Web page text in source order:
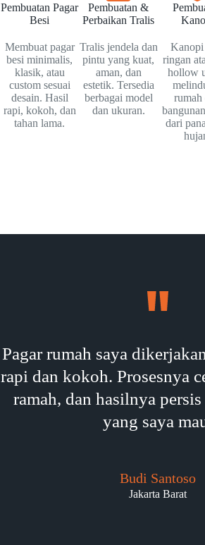
Pembuatan Pagar
Besi
Membuat pagar
besi minimalis,
klasik, atau
custom sesuai
desain. Hasil
rapi, kokoh, dan
tahan lama.
Pembuatan &
Perbaikan Tralis
Tralis jendela dan
pintu yang kuat,
aman, dan
estetik. Tersedia
berbagai model
dan ukuran.
Kanopi
ringan
hollow
rumah
dari
Pagar rumah saya
rapi dan kokoh. Prosesnya
ramah, dan hasilnya
yang saya
Budi Santoso
Jakarta Barat